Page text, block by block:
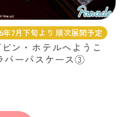
年7月下旬より 順次展開予定
ン・ホテルへようこ
バーパスケース③